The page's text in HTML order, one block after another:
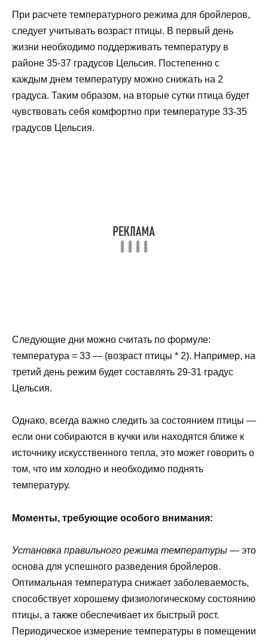
При расчете температурного режима для бройлеров,
следует учитывать возраст птицы. В первый день
жизни необходимо поддерживать температуру в
районе 35-37 градусов Цельсия. Постепенно с
каждым днем температуру можно снижать на 2
градуса. Таким образом, на вторые сутки птица будет
чувствовать себя комфортно при температуре 33-35
градусов Цельсия.
Следующие дни можно считать по формуле:
температура = 33 — (возраст птицы * 2). Например, на
третий день режим будет составлять 29-31 градус
Цельсия.
Однако, всегда важно следить за состоянием птицы —
если они собираются в кучки или находятся ближе к
источнику искусственного тепла, это может говорить о
том, что им холодно и необходимо поднять
температуру.
Моменты, требующие особого внимания:
Установка правильного режима температуры — это
основа для успешного разведения бройлеров.
Оптимальная температура снижает заболеваемость,
способствует хорошему физиологическому состоянию
птицы, а также обеспечивает их быстрый рост.
Периодическое измерение температуры в помещении